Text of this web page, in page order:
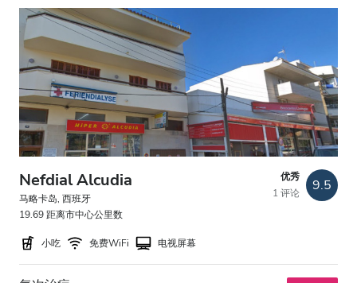
Nefdial Alcudia
马略卡岛, 西班牙
19.69 距离市中心公里数
优秀
1 评论
9.5
小吃 免费WiFi 电视屏幕